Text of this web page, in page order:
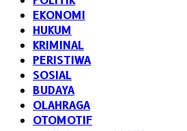
EKONOMI
HUKUM
KRIMINAL
PERISTIWA
SOSIAL
BUDAYA
OLAHRAGA
OTOMOTIF